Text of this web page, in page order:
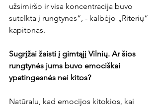
užsimiršo ir visa koncentracija buvo
sutelkta į rungtynes“, - kalbėjo „Riterių“
kapitonas.
Sugrįžai žaisti į gimtąjį Vilnių. Ar šios
rungtynės jums buvo emociškai
ypatingesnės nei kitos?
Natūralu, kad emocijos kitokios, kai